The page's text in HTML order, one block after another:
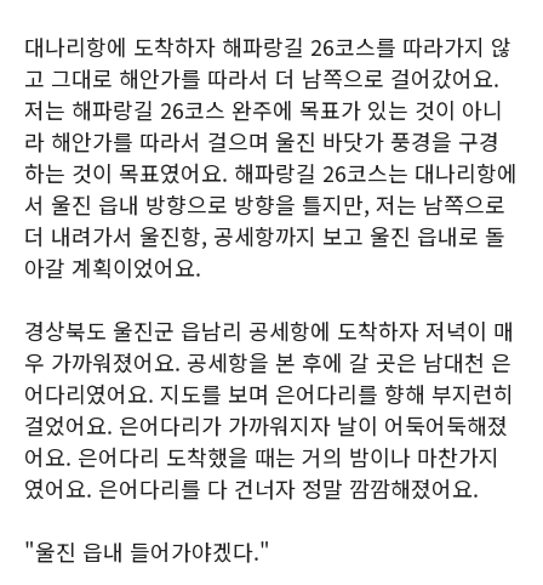
대나리항에 도착하자 해파랑길 26코스를 따라가지 않
고 그대로 해안가를 따라서 더 남쪽으로 걸어갔어요.
저는 해파랑길 26코스 완주에 목표가 있는 것이 아니
라 해안가를 따라서 걸으며 울진 바닷가 풍경을 구경
하는 것이 목표였어요. 해파랑길 26코스는 대나리항에
서 울진 읍내 방향으로 방향을 틀지만, 저는 남쪽으로
더 내려가서 울진항, 공세항까지 보고 울진 읍내로 돌
아갈 계획이었어요.
경상북도 울진군 읍남리 공세항에 도착하자 저녁이 매
우 가까워졌어요. 공세항을 본 후에 갈 곳은 남대천 은
어다리였어요. 지도를 보며 은어다리를 향해 부지런히
걸었어요. 은어다리가 가까워지자 날이 어둑어둑해졌
어요. 은어다리 도착했을 때는 거의 밤이나 마찬가지
였어요. 은어다리를 다 건너자 정말 깜깜해졌어요.
"울진 읍내 들어가야겠다."